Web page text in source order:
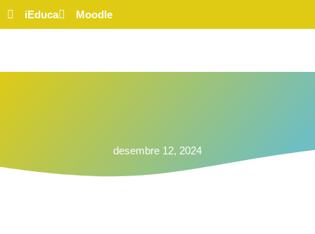
iEduca Moodle
desembre 12, 2024